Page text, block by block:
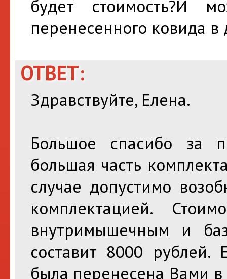
будет стоимость?И
перенесенного ковида в
ОТВЕТ:
Здравствуйте, Елена.
Большое спасибо за
большая часть
случае допустимо
комплектацией.
внутримышечным и
составит 8000 рублей.
была перенесена Вами